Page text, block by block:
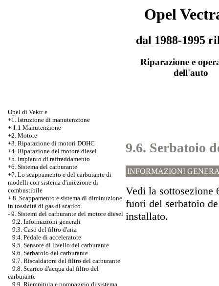
Opel
dal 1988-1995
Riparazione e
dell'auto
Opel di Vektr e
+1. Istruzione di manutenzione
+ 1.1 Manutenzione
+2. Motore
+3. Riparazione di motori DOHC
+4. Riparazione del motore diesel
+5. Impianto di raffreddamento
+6. Sistema del carburante
+7. Lo scappamento e del carburante di
modelli con sistema d'iniezione di
combustibile
+ 8. Scappamento e sistema di diminuzione
in tossicità di gas di scarico
- 9. Sistemi del carburante del motore diesel
9.2. Informazioni generali
9.3. Caso del filtro d'aria
9.4. Pedale di acceleratore
9.5. Sensore di livello del carburante
9.6. Serbatoio del carburante
9.7. Riscaldatore del filtro del carburante
9.8. Scarico d'acqua dal filtro del
carburante
9.9. Riempitura e pompaggio di sistema
9.6. Serbatoio
INFORMAZIONI
Vedi la sottosezione
fuori del serbatoio
installato.